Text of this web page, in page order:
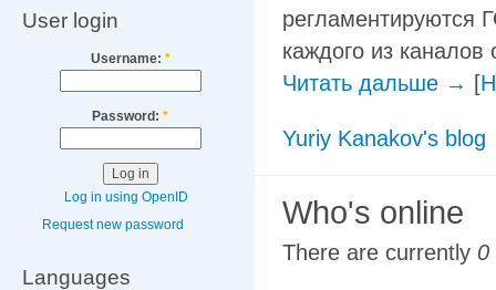
User login
Username: *
Password: *
Log in using OpenID
Request new password
Languages
регламентируются
каждого из
Читать дальше → [
Yuriy Kanakov's blog
Who's online
There are currently 0